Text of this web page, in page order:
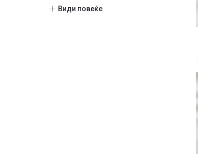
(21)
Види повеќе